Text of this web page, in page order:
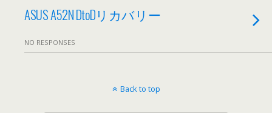
ASUS A52N DtoDリカバリー
NO RESPONSES
Back to top